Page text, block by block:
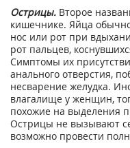
Острицы. Второе
кишечнике. Яйца
нос или рот при
рот пальцев,
Симптомы их
анального отверстия,
несварение желудка.
влагалище у женщин,
похожие на выделения
Острицы не вызывают
возможно провести